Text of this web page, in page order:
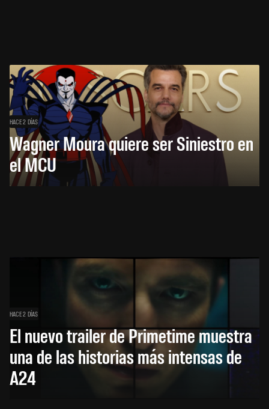
HACE 2 DÍAS
Wagner Moura quiere ser Siniestro en
el MCU
HACE 2 DÍAS
El nuevo trailer de Primetime muestra
una de las historias más intensas de
A24